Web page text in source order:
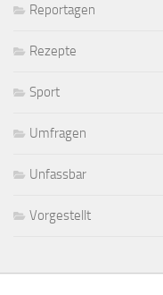
Reportagen
Rezepte
Sport
Umfragen
Unfassbar
Vorgestellt